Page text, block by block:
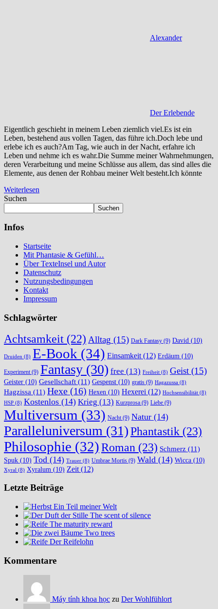
Alexander
Der Erlebende
Eigentlich geschieht in meinem Leben ziemlich viel.Es ist ein
Leben, bestehend aus vollen Tagen, das führe ich.Doch lebe und
erlebe ich es auch?Am Tag, wie auch in der Nacht, erfahre ich
Leben und nehme ich es wahr.Die Summe meiner Wahrnehmungen,
deren Verarbeitung und meine Schlüsse aus allem, das sind alles die
Elemente, aus denen der Rohbau meiner Welt besteht.Ich könnte
Weiterlesen
Suchen
Suchen
Infos
Startseite
Mit Phantasie & Gefühl…
Über TexteInsel und Autor
Datenschutz
Nutzungsbedingungen
Kontakt
Impressum
Schlagwörter
Achtsamkeit (22) Alltag (15) Dark Fantasy (9) David (10)
Druiden (8) E-Book (34) Einsamkeit (12) Erdäum (10)
Experiment (9) Fantasy (30) free (13) Freiheit (8) Geist (15)
Geister (10) Gesellschaft (11) Gespenst (10) gratis (9) Hagazussa (8)
Hagzissa (11) Hexe (16) Hexen (10) Hexerei (12) Hochsensibilität (8)
HSP (8) Kostenlos (14) Krieg (13) Kurzprosa (9) Liebe (9)
Multiversum (33) Nacht (9) Natur (14)
Paralleluniversum (31)Phantastik (23)
Philosophie (32)Roman (23) Schmerz (11)
Spuk (10) Tod (14) Trauer (8) Umbrae Mortis (9) Wald (14) Wicca (10)
Xyral (8) Xyralum (10) Zeit (12)
Letzte Beiträge
Ein Teil meiner Welt
The scent of silence
The maturity reward
Two trees
Der Reifelohn
Kommentare
Máy tính khoa học zu Der Wohlfühlort